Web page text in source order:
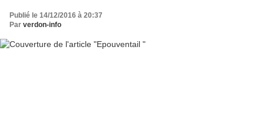
Publié le 14/12/2016 à 20:37
Par verdon-info